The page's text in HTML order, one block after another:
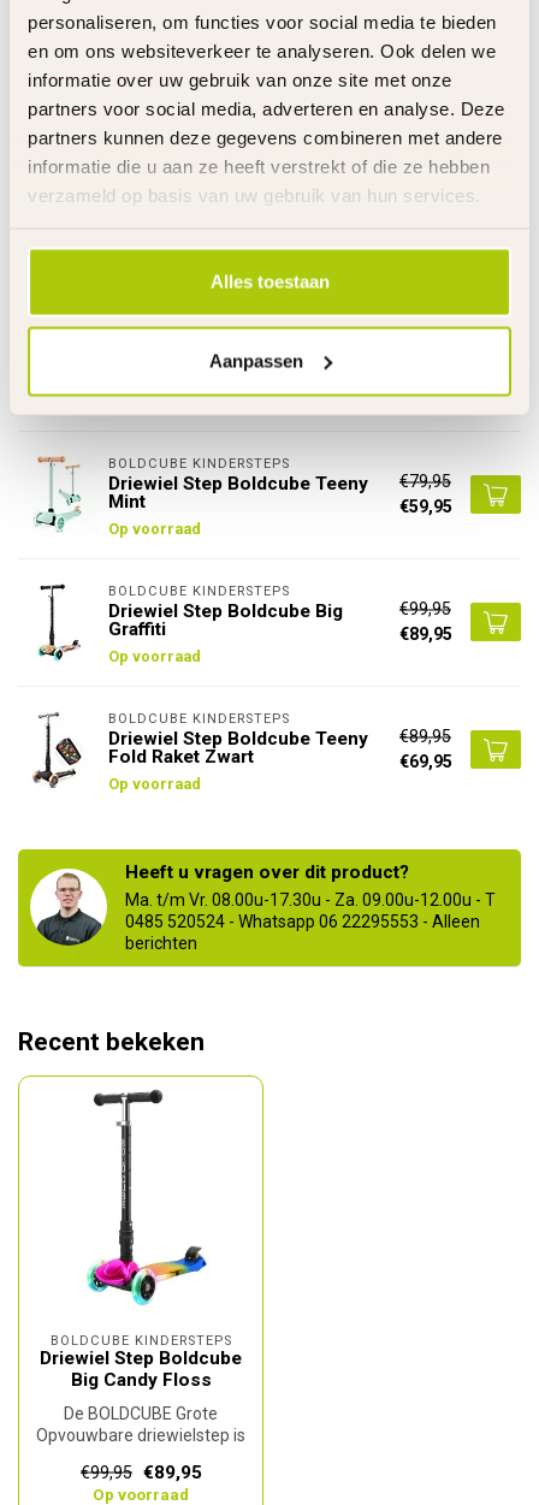
personaliseren, om functies voor social media te bieden
en om ons websiteverkeer te analyseren. Ook delen we
informatie over uw gebruik van onze site met onze
partners voor social media, adverteren en analyse. Deze
partners kunnen deze gegevens combineren met andere
informatie die u aan ze heeft verstrekt of die ze hebben
verzameld op basis van uw gebruik van hun services.
Alles toestaan
Aanpassen
Link
De gehele rubriek Driewiel Step
Specificaties
Gerelateerde producten
RAZOR RIJDEND SPEELGOED
Turquoise
€42,95
Driewiel Step Boldcube Teeny
Fold Zeemeermin Roze
Op voorraad
BOLDCUBE KINDERSTEPS
Driewiel Step Boldcube Teeny
Mint
Op voorraad
€79,95
€59,95
BOLDCUBE KINDERSTEPS
Driewiel Step Boldcube Big
Graffiti
Op voorraad
€99,95
€89,95
BOLDCUBE KINDERSTEPS
Driewiel Step Boldcube Teeny
Fold Raket Zwart
Op voorraad
€89,95
€69,95
Heeft u vragen over dit product?
Ma. t/m Vr. 08.00u-17.30u - Za. 09.00u-12.00u - T
0485 520524 - Whatsapp 06 22295553 - Alleen
berichten
Recent bekeken
BOLDCUBE KINDERSTEPS
Driewiel Step Boldcube
Big Candy Floss
De BOLDCUBE Grote
Opvouwbare driewielstep is
kinderen vanaf...
€99,95 €89,95
Op voorraad